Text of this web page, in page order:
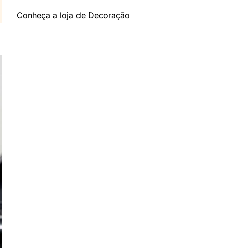
Conheça a loja de Decoração